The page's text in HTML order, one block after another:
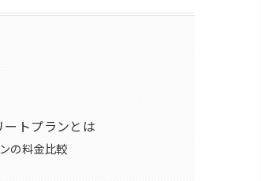
トプランとは
の料金比較